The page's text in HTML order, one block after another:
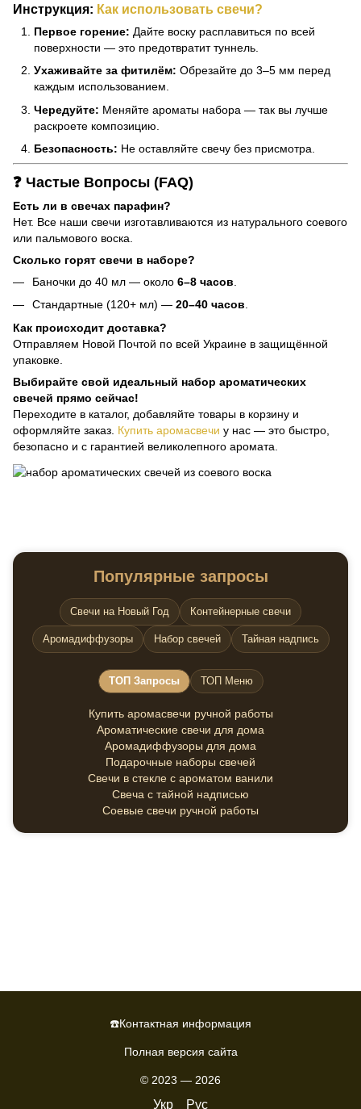
Инструкция: Как использовать свечи?
Первое горение: Дайте воску расплавиться по всей
поверхности — это предотвратит туннель.
Ухаживайте за фитилём: Обрезайте до 3–5 мм перед
каждым использованием.
Чередуйте: Меняйте ароматы набора — так вы лучше
раскроете композицию.
Безопасность: Не оставляйте свечу без присмотра.
❓ Частые Вопросы (FAQ)
Есть ли в свечах парафин?
Нет. Все наши свечи изготавливаются из натурального соевого
или пальмового воска.
Сколько горят свечи в наборе?
Баночки до 40 мл — около 6–8 часов
Стандартные (120+ мл) — 20–40 часов.
Как происходит доставка?
Отправляем Новой Почтой по всей Украине в защищённой
упаковке.
Выбирайте свой идеальный набор ароматических
свечей прямо сейчас!
Переходите в каталог, добавляйте товары в корзину и
оформляйте заказ. Купить аромасвечи у нас — это быстро,
безопасно и с гарантией великолепного аромата.
Популярные запросы
Свечи на Новый Год Контейнерные свечи
Аромадиффузоры Набор свечей Тайная надпись
ТОП Запросы ТОП Меню
Купить аромасвечи ручной работы
Ароматические свечи для дома
Аромадиффузоры для дома
Подарочные наборы свечей
Свечи в стекле с ароматом ванили
Свеча с тайной надписью
Соевые свечи ручной работы
☎️Контактная информация
Полная версия сайта
© 2023 — 2026
Укр Рус